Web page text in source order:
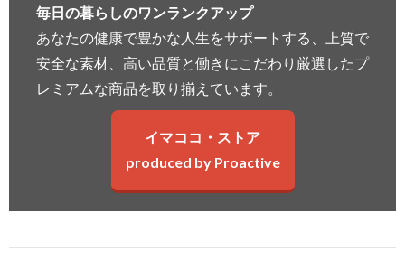
毎日の暮らしのワンランクアップ
あなたの健康で豊かな人生をサポートする、上質で
安全な素材、高い品質と働きにこだわり厳選したプ
レミアムな商品を取り揃えています。
イマココ・ストア
produced by Proactive